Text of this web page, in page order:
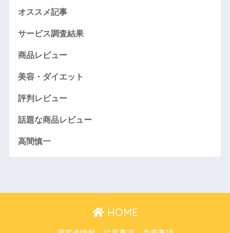
オススメ記事
サービス調査結果
商品レビュー
美容・ダイエット
評判レビュー
話題な商品レビュー
高間慎一
HOME